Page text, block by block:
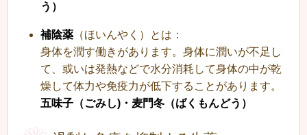
う）
補陰薬 （ほいんやく）とは：
身体を潤す働きがあります。身体に潤いが不足し
て、或いは発熱などで水分消耗して身体の中が乾
燥して体力や免疫力が低下することがあります。
五味子（ごみし)・麦門冬（ばくもんどう）